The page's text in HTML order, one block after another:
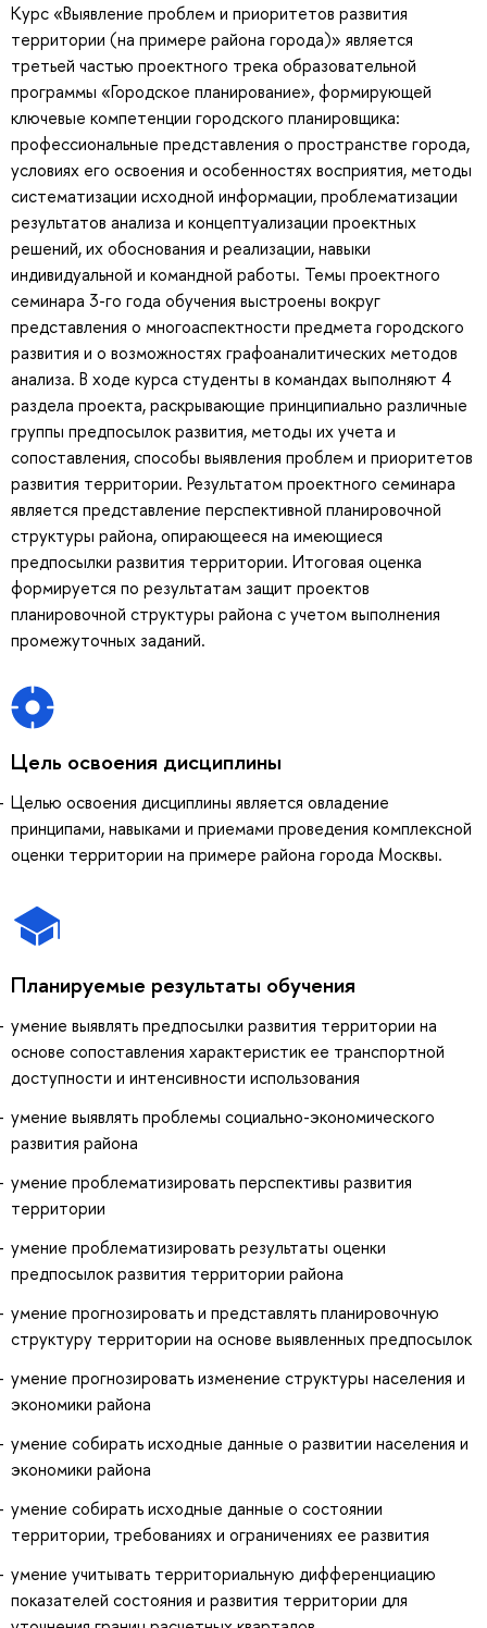
Курс «Выявление проблем и приоритетов развития
территории (на примере района города)» является
третьей частью проектного трека образовательной
программы «Городское планирование», формирующей
ключевые компетенции городского планировщика:
профессиональные представления о пространстве города,
условиях его освоения и особенностях восприятия, методы
систематизации исходной информации, проблематизации
результатов анализа и концептуализации проектных
решений, их обоснования и реализации, навыки
индивидуальной и командной работы. Темы проектного
семинара 3-го года обучения выстроены вокруг
представления о многоаспектности предмета городского
развития и о возможностях графоаналитических методов
анализа. В ходе курса студенты в командах выполняют 4
раздела проекта, раскрывающие принципиально различные
группы предпосылок развития, методы их учета и
сопоставления, способы выявления проблем и приоритетов
развития территории. Результатом проектного семинара
является представление перспективной планировочной
структуры района, опирающееся на имеющиеся
предпосылки развития территории. Итоговая оценка
формируется по результатам защит проектов
планировочной структуры района с учетом выполнения
промежуточных заданий.
Цель освоения дисциплины
Целью освоения дисциплины является овладение
принципами, навыками и приемами проведения комплексной
оценки территории на примере района города Москвы.
Планируемые результаты обучения
умение выявлять предпосылки развития территории на
основе сопоставления характеристик ее транспортной
доступности и интенсивности использования
умение выявлять проблемы социально-экономического
развития района
умение проблематизировать перспективы развития
территории
умение проблематизировать результаты оценки
предпосылок развития территории района
умение прогнозировать и представлять планировочную
структуру территории на основе выявленных предпосылок
умение прогнозировать изменение структуры населения и
экономики района
умение собирать исходные данные о развитии населения и
экономики района
умение собирать исходные данные о состоянии
территории, требованиях и ограничениях ее развития
умение учитывать территориальную дифференциацию
показателей состояния и развития территории для